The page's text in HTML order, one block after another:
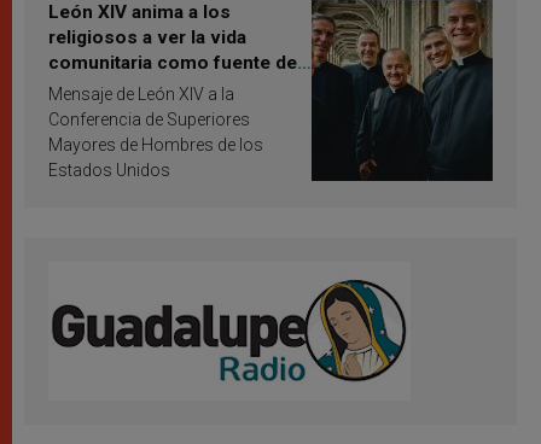
León XIV anima a los
religiosos a ver la vida
comunitaria como fuente de
inspiración y santificación
Mensaje de León XIV a la
Conferencia de Superiores
Mayores de Hombres de los
Estados Unidos